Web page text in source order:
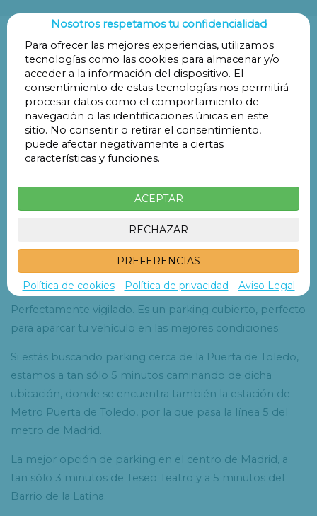
Descripción
Un parking Promoparc que está ubicado en la calle
Ventosa de Madrid, encontrándose a tan sólo dos
minutos del Hospital Vot San Francisco de Asís. Reserva
ya tu plaza de parking a partir de 20,5€.
Este parking en el centro de Madrid está dentro del área
de Madrid Central.Es un aparcamiento autorizado y
conectado con el ayuntamiento, por lo que podrás
cuentas con distintivo medioambiental, sin temor a ser
sancionado.
Perfectamente vigilado. Es un parking cubierto, perfecto
para aparcar tu vehículo en las mejores condiciones.
Si estás buscando parking cerca de la Puerta de Toledo,
estamos a tan sólo 5 minutos caminando de dicha
ubicación, donde se encuentra también la estación de
Metro Puerta de Toledo, por la que pasa la línea 5 del
metro de Madrid.
La mejor opción de parking en el centro de Madrid, a
tan sólo 3 minutos de Teseo Teatro y a 5 minutos del
Barrio de la Latina.
Nosotros respetamos tu confidencialidad
Para ofrecer las mejores experiencias, utilizamos
tecnologías como las cookies para almacenar y/o
acceder a la información del dispositivo. El
consentimiento de estas tecnologías nos permitirá
procesar datos como el comportamiento de
navegación o las identificaciones únicas en este
sitio. No consentir o retirar el consentimiento,
puede afectar negativamente a ciertas
características y funciones.
ACEPTAR
RECHAZAR
PREFERENCIAS
Política de cookies
Política de privacidad Aviso Legal